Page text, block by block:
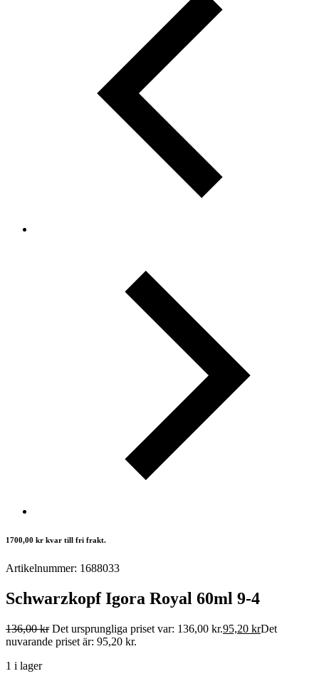
1700,00 kr kvar till fri frakt.
Artikelnummer: 1688033
Schwarzkopf Igora Royal 60ml 9-4
136,00kr Det ursprungliga priset var: 136,00 kr.95,20 krDet
nuvarande priset är: 95,20 kr.
1 i lager